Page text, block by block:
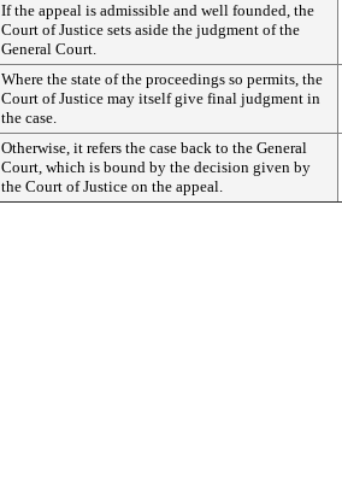
If the appeal is admissible and well founded, the
Court of Justice sets aside the judgment of the
General Court.
Where the state of the proceedings so permits, the
Court of Justice may itself give final judgment in
the case.
Otherwise, it refers the case back to the General
Court, which is bound by the decision given by
the Court of Justice on the appeal.